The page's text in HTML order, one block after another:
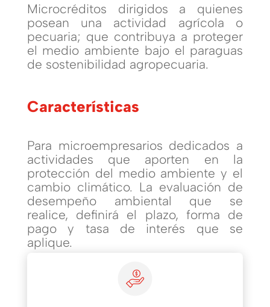
Microcréditos dirigidos a quienes
posean una actividad agrícola o
pecuaria; que contribuya a proteger
el medio ambiente bajo el paraguas
de sostenibilidad agropecuaria.
Características
Para microempresarios dedicados a
actividades que aporten en la
protección del medio ambiente y el
cambio climático. La evaluación de
desempeño ambiental que se
realice, definirá el plazo, forma de
pago y tasa de interés que se
aplique.